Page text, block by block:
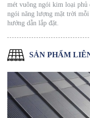
mét vuông ngói kim loại phủ
ngói năng lượng mặt trời
hướng dẫn lắp đặt.
SẢN PHẨM